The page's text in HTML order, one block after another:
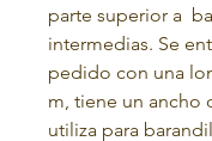
parte superior a
intermedias. Se
pedido con una
m, tiene un ancho
utiliza para